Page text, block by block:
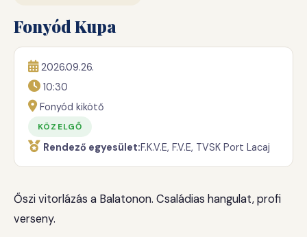
Fonyód Kupa
2026.09.26.
10:30
Fonyód kikötő
KÖZELGŐ
Rendező egyesület:F.K.V.E, F.V.E, TVSK Port Lacaj
Őszi vitorlázás a Balatonon. Családias hangulat, profi
verseny.